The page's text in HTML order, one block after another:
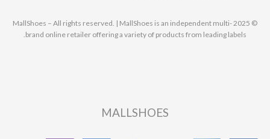
© 2025 MallShoes – All rights reserved. | MallShoes is an independent multi-
brand online retailer offering a variety of products from leading labels.
MALLSHOES